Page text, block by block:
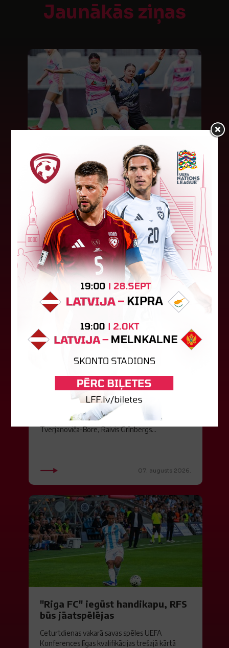
Jaunākās ziņas
"Riga FC Women" beidz
vēsturisko eirokausu sezonu
Latvijas klubs "Riga FC Women" sestdien UEFA
Čempionu līgas kvalifikācijas otrajā kārtā ar 1:4
piekāpās Lietuvas "Gintra". Ar šo spēli Latvijas
klubam beidzās eirokausu...
08. augusts 2026.
LFF DK 6. augusta lēmumi
LFF Disciplinārlietu komitejas sēdes protokols
Nr. DK 26/-38 Rīgā, 2026. gada 6. augustā.
Piedalās:Komitejas locekļi: Jevgenija
Tverjanoviča-Bore, Raivis Grīnbergs...
07. augusts 2026.
"Riga FC" iegūst handikapu, RFS
būs jāatspēlējas
Ceturtdienas vakarā savas spēles UEFA
Konferences līgas kvalifikācijas trešajā kārtā